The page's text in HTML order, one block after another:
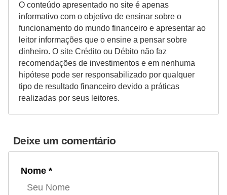
O conteúdo apresentado no site é apenas
informativo com o objetivo de ensinar sobre o
funcionamento do mundo financeiro e apresentar ao
leitor informações que o ensine a pensar sobre
dinheiro. O site Crédito ou Débito não faz
recomendações de investimentos e em nenhuma
hipótese pode ser responsabilizado por qualquer
tipo de resultado financeiro devido a práticas
realizadas por seus leitores.
Deixe um comentário
Nome *